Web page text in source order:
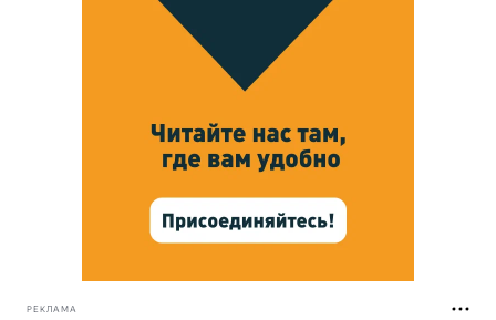
РЕКЛАМА